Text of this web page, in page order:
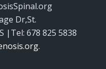
Dr,St.
|Tel: 678 825 5838
.